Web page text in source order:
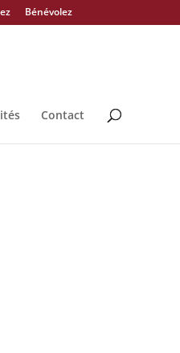
Bénévolez
Contact